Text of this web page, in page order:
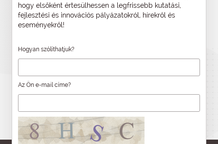
hogy elsőként értesülhessen a legfrissebb kutatási,
fejlesztési és innovációs pályázatokról, hírekről és
eseményekről!
Hogyan szólíthatjuk?
Az Ön e-mail címe?